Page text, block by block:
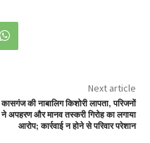
Next article
कासगंज की नाबालिग किशोरी लापता, परिजनों
ने अपहरण और मानव तस्करी गिरोह का लगाया
आरोप; कार्रवाई न होने से परिवार परेशान